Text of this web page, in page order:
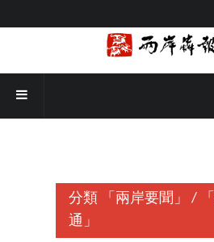
分類 「兩岸要聞」 /
通」